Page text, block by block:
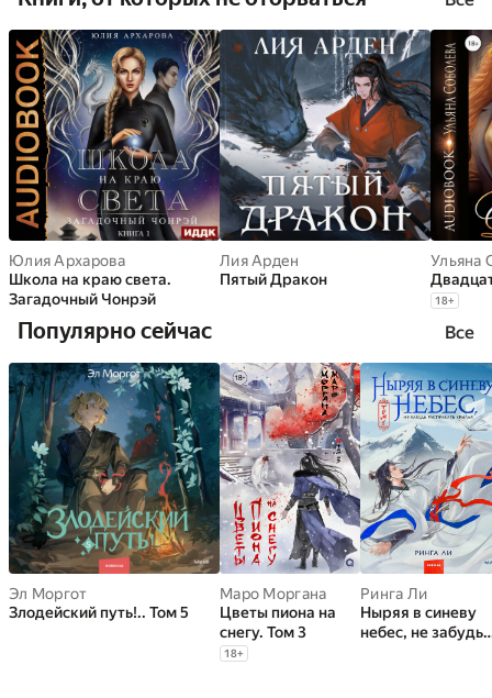
Юлия Архарова
Школа на краю света.
Загадочный Чонрэй
Лия Арден
Пятый Дракон
Ульяна
18+
Популярно сейчас Все
Эл Моргот
Злодейский путь!.. Том 5
Маро Моргана
Цветы пиона на
снегу. Том 3
18+
Ринга Ли
Ныряя в синеву
небес, не забудь